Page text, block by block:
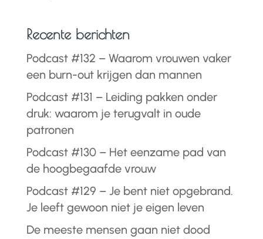
Recente berichten
Podcast #132 – Waarom vrouwen vaker
een burn-out krijgen dan mannen
Podcast #131 – Leiding pakken onder
druk: waarom je terugvalt in oude
patronen
Podcast #130 – Het eenzame pad van
de hoogbegaafde vrouw
Podcast #129 – Je bent niet opgebrand.
Je leeft gewoon niet je eigen leven
De meeste mensen gaan niet dood